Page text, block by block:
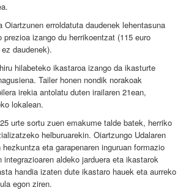
Oiartzunen erroldatuta daudenek lehentasuna
prezioa izango du herrikoentzat (115 euro
daudenek).
hilabeteko ikastaroa izango da ikasturte
Tailer honen nondik norakoak
irekia antolatu duten irailaren 21ean,
lokalean.
urte sortu zuen emakume talde batek, herriko
helburuarekin. Oiartzungo Udalaren
eta garapenaren inguruan formazio
aldeko jarduera eta ikastarok
handia izaten dute ikastaro hauek eta aurreko
egon ziren.